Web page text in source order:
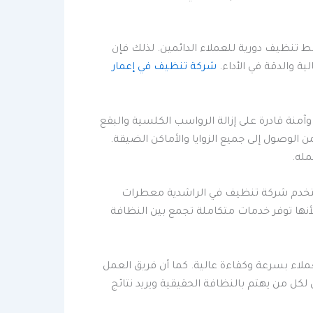
تنظيف دورية للعملاء الدائمين. لذلك فإن
والدقة في الأداء. شركة تنظيف في إعمار
قادرة على إزالة الرواسب الكلسية والبقع
إلى جميع الزوايا والأماكن الضيقة.
شركة تنظيف في الراشدية معطرات
توفر خدمات متكاملة تجمع بين النظافة
بسرعة وكفاءة عالية. كما أن فريق العمل
من يهتم بالنظافة الحقيقية ويريد نتائج